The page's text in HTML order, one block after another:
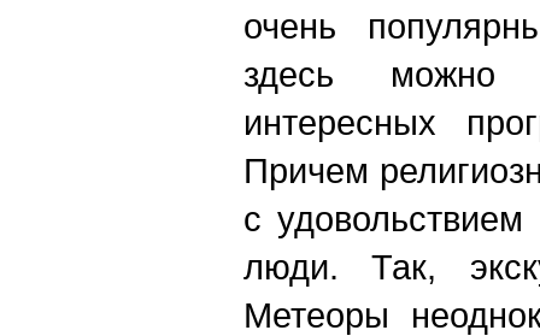
очень
здесь можно
интересных
Причем
с
люди. Так,
Метеоры